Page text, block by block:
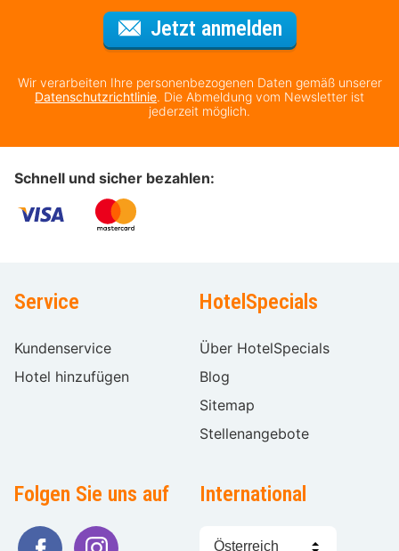
Jetzt anmeldenFür den
Wir verarbeiten Ihre personenbezogenen Daten gemäß unserer
Datenschutzrichtlinie. Die Abmeldung vom Newsletter ist
jederzeit möglich.
Schnell und sicher bezahlen:
Service
Kundenservice
Hotel hinzufügen
HotelSpecials
Über HotelSpecials
Blog
Sitemap
Stellenangebote
Folgen Sie uns auf International
Sprache